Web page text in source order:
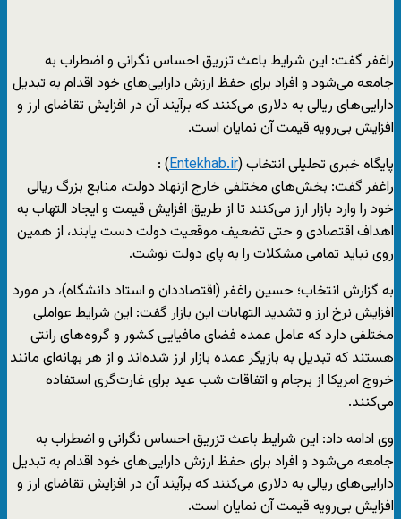
راغفر گفت: این شرایط باعث تزریق احساس نگرانی و اضطراب به
جامعه می‌شود و افراد برای حفظ ارزش دارایی‌های خود اقدام به تبدیل
دارایی‌های ریالی به دلاری می‌کنند که برآیند آن در افزایش تقاضای ارز و
افزایش بی‌رویه قیمت آن نمایان است.
پایگاه خبری تحلیلی انتخاب (Entekhab.ir
) :
راغفر گفت: بخش‌های مختلفی خارج ازنهاد دولت، منابع بزرگ ریالی
خود را وارد بازار ارز می‌کنند تا از طریق افزایش قیمت و ایجاد التهاب به
اهداف اقتصادی و حتی تضعیف موقعیت دولت دست یابند، از همین
روی نباید تمامی مشکلات را به پای دولت نوشت.
به گزارش انتخاب؛ حسین راغفر (اقتصاددان و استاد دانشگاه)، در مورد
افزایش نرخ ارز و تشدید التهابات این بازار گفت: این شرایط عواملی
مختلفی دارد که عامل عمده فضای مافیایی کشور و گروه‌های رانتی
هستند که تبدیل به بازیگر عمده بازار ارز شده‌اند و از هر بهانه‌ای مانند
خروج امریکا از برجام و اتفاقات شب عید برای غارت‌گری استفاده
می‌کنند.
وی ادامه داد: این شرایط باعث تزریق احساس نگرانی و اضطراب به
جامعه می‌شود و افراد برای حفظ ارزش دارایی‌های خود اقدام به تبدیل
دارایی‌های ریالی به دلاری می‌کنند که برآیند آن در افزایش تقاضای ارز و
افزایش بی‌رویه قیمت آن نمایان است.